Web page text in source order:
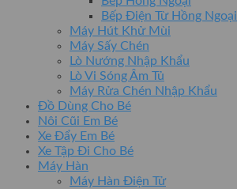
Bếp Điện Từ Hồng Ngoại
Máy Hút Khử Mùi
Máy Sấy Chén
Lò Nướng Nhập Khẩu
Lò Vi Sóng Âm Tủ
Máy Rửa Chén Nhập Khẩu
Đồ Dùng Cho Bé
Nôi Cũi Em Bé
Xe Đẩy Em Bé
Xe Tập Đi Cho Bé
Máy Hàn
Máy Hàn Điện Tử